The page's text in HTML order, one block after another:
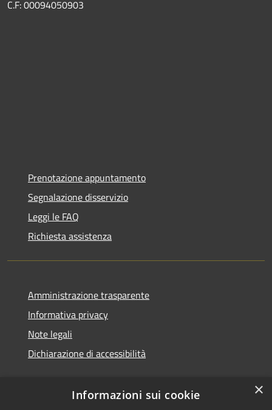
C.F: 00094050903
Prenotazione appuntamento
Segnalazione disservizio
Leggi le FAQ
Richiesta assistenza
Amministrazione trasparente
Informativa privacy
Note legali
Dichiarazione di accessibilità
×
Informazioni sui cookie